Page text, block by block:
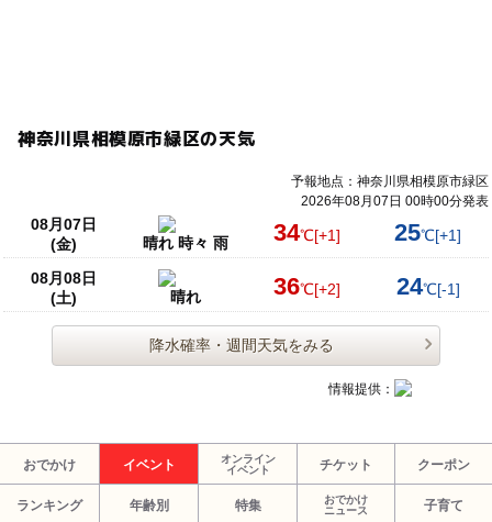
神奈川県相模原市緑区の天気
予報地点：神奈川県相模原市緑区
2026年08月07日 00時00分発表
08月07日
(金)
晴れ 時々 雨 34℃[+1] 25℃[+1]
08月08日
(土)
晴れ 36℃[+2] 24℃[-1]
降水確率・週間天気をみる
情報提供：
おでかけ イベント
オンライン
イベント
チケット クーポン
ランキング 年齢別 特集
おでかけ
ニュース
子育て